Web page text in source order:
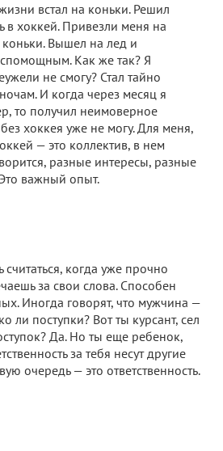
встал на коньки. Решил
в хоккей. Привезли меня на
Вышел на лед и
Как же так? Я
не смогу? Стал тайно
И когда через месяц я
то получил неимоверное
хоккея уже не могу. Для меня,
— это коллектив, в нем
разные интересы, разные
важный опыт.
когда уже прочно
за свои слова. Способен
Иногда говорят, что мужчина —
ли поступки? Вот ты курсант, сел
Да. Но ты еще ребенок,
за тебя несут другие
очередь — это ответственность.